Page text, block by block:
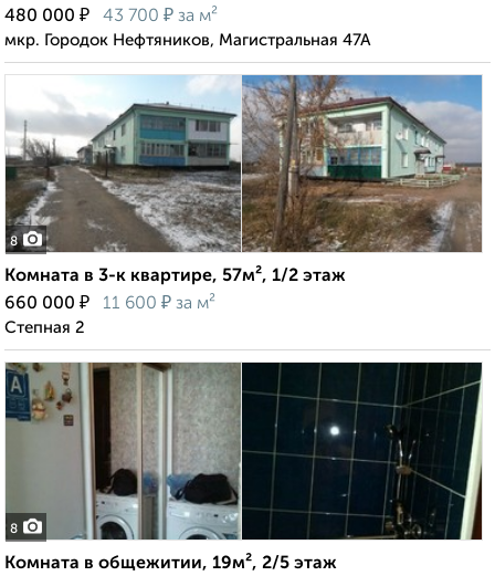
480 000 ₽ 43 700 ₽ за м²
мкр. Городок Нефтяников, Магистральная 47А
8
Комната в 3-к квартире, 57м², 1/2 этаж
660 000 ₽ 11 600 ₽ за м²
Степная 2
8
Комната в общежитии, 19м², 2/5 этаж